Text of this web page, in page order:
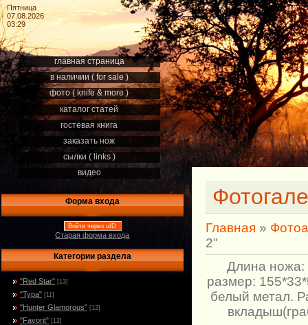
Пятница
07.08.2026
03:29
главная страница
в наличии ( for sale )
фото ( knife & more )
каталог статей
гостевая книга
заказать нож
сылки ( links )
видео
Форма входа
Войти через uID
Старая форма входа
Категории раздела
"Red Star" [13]
"Тура" [11]
"Hunter Glamorous" [12]
"Favorit" [12]
Главная »
2"
Длина ножа:
размер:
белый метал.